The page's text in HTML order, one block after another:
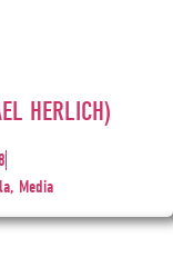
HERLICH)
Media